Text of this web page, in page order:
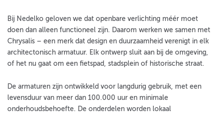
Bij Nedelko geloven we dat openbare verlichting méér moet
doen dan alleen functioneel zijn. Daarom werken we samen met
Chrysalis – een merk dat design en duurzaamheid verenigt in elk
architectonisch armatuur. Elk ontwerp sluit aan bij de omgeving,
of het nu gaat om een fietspad, stadsplein of historische straat.
De armaturen zijn ontwikkeld voor langdurig gebruik, met een
levensduur van meer dan 100.000 uur en minimale
onderhoudsbehoefte. De onderdelen worden lokaal